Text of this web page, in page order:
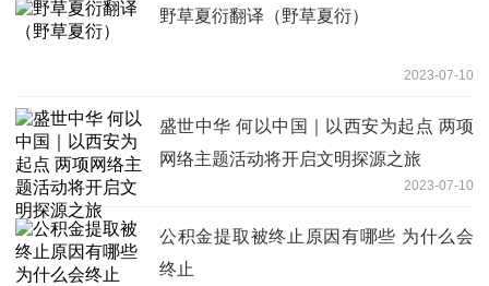
野草夏衍翻译（野草夏衍）
2023-07-10
盛世中华 何以中国｜以西安为起点 两项
网络主题活动将开启文明探源之旅
2023-07-10
公积金提取被终止原因有哪些 为什么会
终止